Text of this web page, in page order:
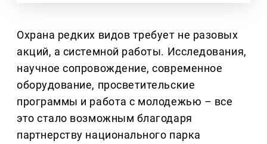
Охрана редких видов требует не разовых
акций, а системной работы. Исследования,
научное сопровождение, современное
оборудование, просветительские
программы и работа с молодежью – все
это стало возможным благодаря
партнерству национального парка